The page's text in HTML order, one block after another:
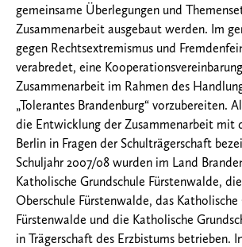
gemeinsame Überlegungen und
Zusammenarbeit ausgebaut werden. Im
gegen Rechtsextremismus und
verabredet, eine
Zusammenarbeit im Rahmen des
„Tolerantes Brandenburg“ vorzubereiten.
die Entwicklung der Zusammenarbeit mit
Berlin in Fragen der Schulträgerschaft
Schuljahr 2007/08 wurden im Land
Katholische Grundschule Fürstenwalde,
Oberschule Fürstenwalde, das Katholische
Fürstenwalde und die Katholische
in Trägerschaft des Erzbistums betrieben.